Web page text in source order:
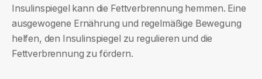
Insulinspiegel kann die Fettverbrennung hemmen. Eine
ausgewogene Ernährung und regelmäßige Bewegung
helfen, den Insulinspiegel zu regulieren und die
Fettverbrennung zu fördern.